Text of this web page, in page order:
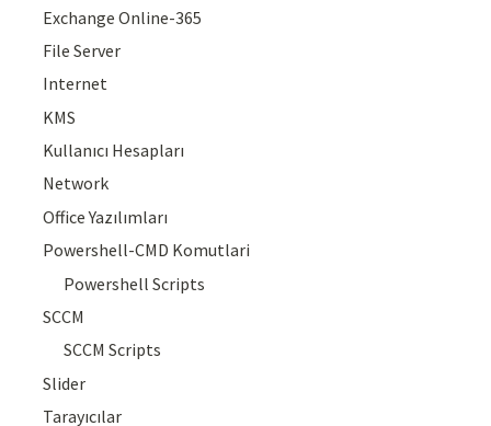
Exchange Online-365
File Server
Internet
KMS
Kullanıcı Hesapları
Network
Office Yazılımları
Powershell-CMD Komutlari
Powershell Scripts
SCCM
SCCM Scripts
Slider
Tarayıcılar